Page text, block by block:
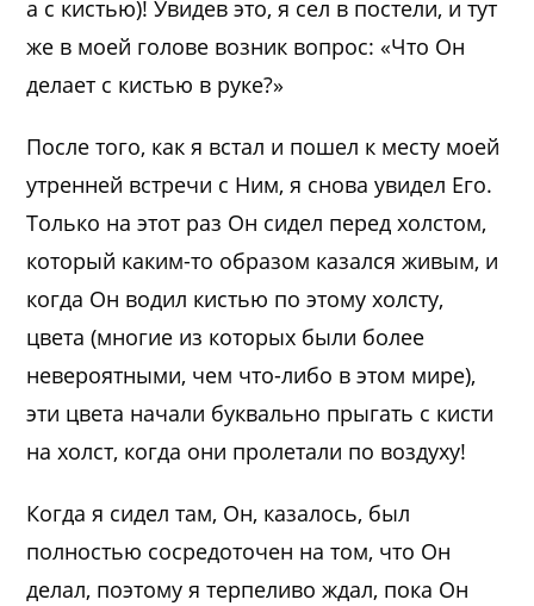
а с кистью)! Увидев это, я сел в постели, и тут
же в моей голове возник вопрос: «Что Он
делает с кистью в руке?»
После того, как я встал и пошел к месту моей
утренней встречи с Ним, я снова увидел Его.
Только на этот раз Он сидел перед холстом,
который каким-то образом казался живым, и
когда Он водил кистью по этому холсту,
цвета (многие из которых были более
невероятными, чем что-либо в этом мире),
эти цвета начали буквально прыгать с кисти
на холст, когда они пролетали по воздуху!
Когда я сидел там, Он, казалось, был
полностью сосредоточен на том, что Он
делал, поэтому я терпеливо ждал, пока Он